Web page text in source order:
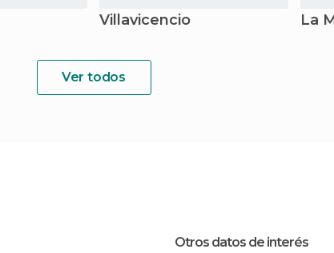
Villavicencio La
Ver todos
Otros datos de interés